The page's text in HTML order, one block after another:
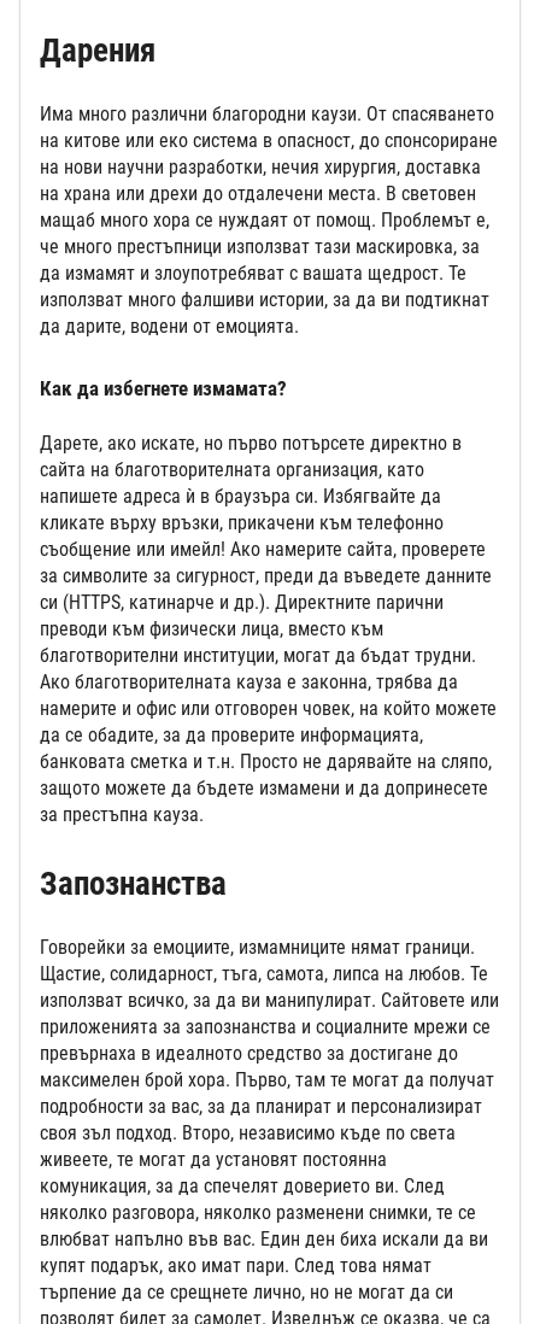
Дарения
Има много различни благородни каузи. От спасяването
на китове или еко система в опасност, до спонсориране
на нови научни разработки, нечия хирургия, доставка
на храна или дрехи до отдалечени места. В световен
мащаб много хора се нуждаят от помощ. Проблемът е,
че много престъпници използват тази маскировка, за
да измамят и злоупотребяват с вашата щедрост. Те
използват много фалшиви истории, за да ви подтикнат
да дарите, водени от емоцията.
Как да избегнете измамата?
Дарете, ако искате, но първо потърсете директно в
сайта на благотворителната организация, като
напишете адреса ѝ в браузъра си. Избягвайте да
кликате върху връзки, прикачени към телефонно
съобщение или имейл! Ако намерите сайта, проверете
за символите за сигурност, преди да въведете данните
си (HTTPS, катинарче и др.). Директните парични
преводи към физически лица, вместо към
благотворителни институции, могат да бъдат трудни.
Ако благотворителната кауза е законна, трябва да
намерите и офис или отговорен човек, на който можете
да се обадите, за да проверите информацията,
банковата сметка и т.н. Просто не дарявайте на сляпо,
защото можете да бъдете измамени и да допринесете
за престъпна кауза.
Запознанства
Говорейки за емоциите, измамниците нямат граници.
Щастие, солидарност, тъга, самота, липса на любов. Те
използват всичко, за да ви манипулират. Сайтовете или
приложенията за запознанства и социалните мрежи се
превърнаха в идеалното средство за достигане до
максимелен брой хора. Първо, там те могат да получат
подробности за вас, за да планират и персонализират
своя зъл подход. Второ, независимо къде по света
живеете, те могат да установят постоянна
комуникация, за да спечелят доверието ви. След
няколко разговора, няколко разменени снимки, те се
влюбват напълно във вас. Един ден биха искали да ви
купят подарък, ако имат пари. След това нямат
търпение да се срещнете лично, но не могат да си
позволят билет за самолет. Изведнъж се оказва, че са